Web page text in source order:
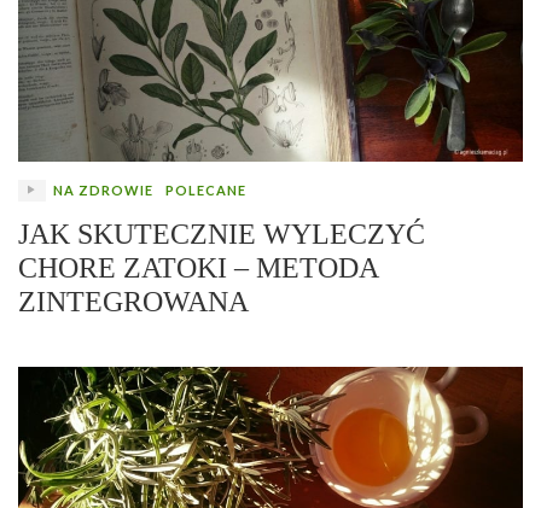
NA ZDROWIE POLECANE
JAK SKUTECZNIE WYLECZYĆ
CHORE ZATOKI – METODA
ZINTEGROWANA